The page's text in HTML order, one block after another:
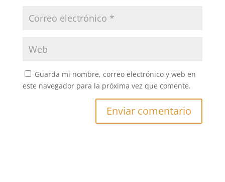
Guarda mi nombre, correo electrónico y web en
este navegador para la próxima vez que comente.